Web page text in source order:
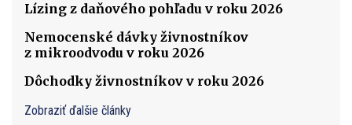
Lízing z daňového pohľadu v roku 2026
Nemocenské dávky živnostníkov
z mikroodvodu v roku 2026
Dôchodky živnostníkov v roku 2026
Zobraziť ďalšie články